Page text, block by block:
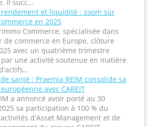
Il succ...
et liquidité : zoom sur
en 2025
Commerce, spécialisée dans
de commerce en Europe, clôture
avec un quatrième trimestre
une activité soutenue en matière
santé : Praemia REIM consolide sa
avec CAREIT
a annoncé avoir porté au 30
sa participation à 100 % du
d'Asset Management et de